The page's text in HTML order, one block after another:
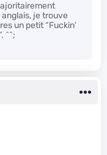
anglais, je trouve
un petit “Fuckin’
^^;